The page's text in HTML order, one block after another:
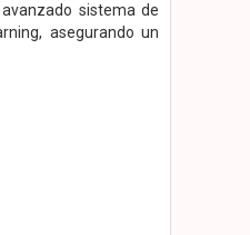
sistema de
asegurando un